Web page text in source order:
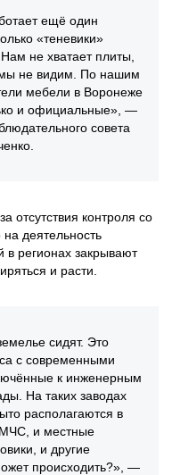
ещё один
«теневики»
не хватает плиты,
мы не видим. По нашим
мебели в Воронеже
и официальные», —
совета
отсутствия контроля со
на деятельность
в регионах закрывают
и расти.
сидят. Это
с современными
к инженерным
На таких заводах
располагаются в
МЧС, и местные
и другие
происходить?», —